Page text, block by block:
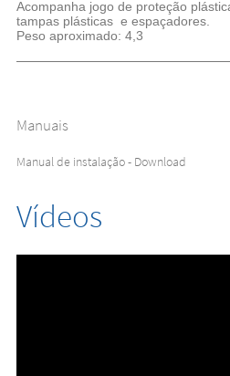
Acompanha jogo de proteção
tampas plásticas e espaçadores.
Peso aproximado: 4,3
Manuais
Manual de instalação - Download
Vídeos